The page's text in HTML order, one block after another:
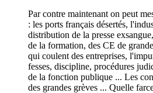
Par contre maintenant on peut
: les ports français désertés,
distribution de la presse
de la formation, des CE de
qui coulent des entreprises,
fesses, discipline, procédures
de la fonction publique ... Les
des grandes grèves ... Quelle